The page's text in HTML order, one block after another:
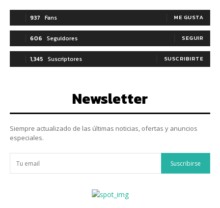
937 Fans ME GUSTA
606 Seguidores SEGUIR
1,345 Suscriptores SUSCRIBIRTE
Newsletter
Siempre actualizado de las últimas noticias, ofertas y anuncios
especiales.
Suscribirse